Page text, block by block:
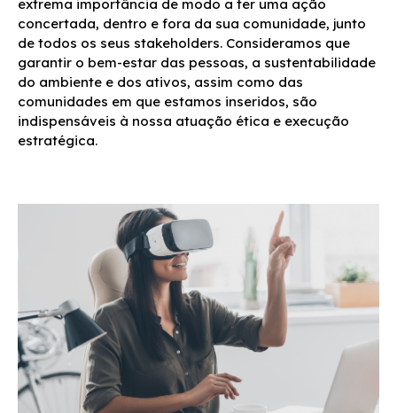
extrema importância de modo a ter uma ação
concertada, dentro e fora da sua comunidade, junto
de todos os seus stakeholders. Consideramos que
garantir o bem-estar das pessoas, a sustentabilidade
do ambiente e dos ativos, assim como das
comunidades em que estamos inseridos, são
indispensáveis à nossa atuação ética e execução
estratégica.